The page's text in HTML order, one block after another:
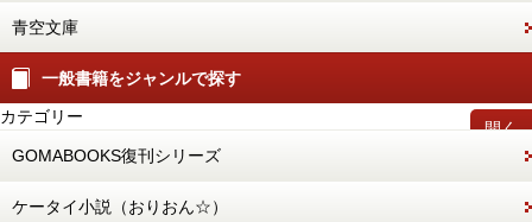
青空文庫
一般書籍をジャンルで探す
開く
カテゴリー
GOMABOOKS復刊シリーズ
ケータイ小説（おりおん☆）